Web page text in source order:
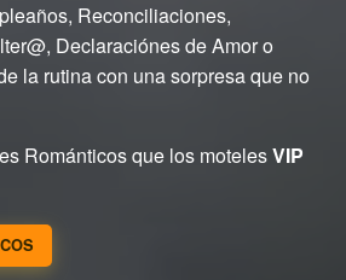
Reconciliaciones,
Declaraciónes de Amor o
la rutina con una sorpresa que no
Románticos que los motelesVIP